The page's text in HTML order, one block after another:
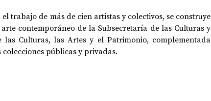
trabajo de más de cien artistas y colectivos, se construye
contemporáneo de la Subsecretaría de las Culturas y
Culturas, las Artes y el Patrimonio, complementada
públicas y privadas.